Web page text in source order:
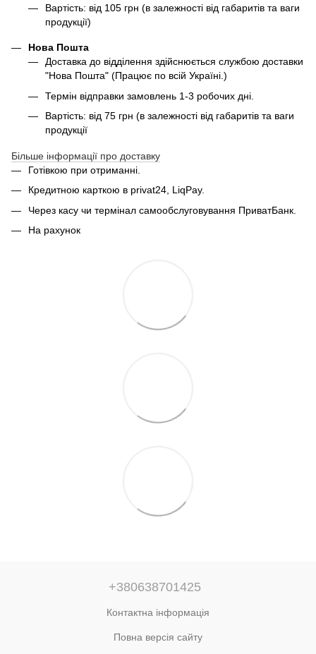
Вартість: від 105 грн (в залежності від габаритів та ваги
продукції)
Нова Пошта
Доставка до відділення здійснюється службою доставки
"Нова Пошта" (Працює по всій Україні.)
Термін відправки замовлень 1-3 робочих дні.
Вартість: від 75 грн (в залежності від габаритів та ваги
продукції
Більше інформації про доставку
Готівкою при отриманні.
Кредитною карткою в privat24, LiqPay.
Через касу чи термінал самообслуговування ПриватБанк.
На рахунок
+380638701425
Контактна інформація
Повна версія сайту